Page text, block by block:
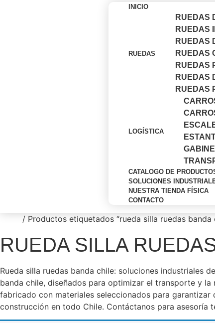
INICIO
RUEDAS
RUEDAS
RUEDAS
RUEDAS
RUEDAS
RUEDAS
RUEDAS
RUEDAS
LOGÍSTICA
CATALOGO DE
SOLUCIONES
NUESTRA TIENDA FÍSICA
CONTACTO
/ Productos etiquetados “rueda silla ruedas banda
RUEDA SILLA
Rueda silla ruedas banda chile: soluciones industriales
banda chile, diseñados para optimizar el transporte y
fabricado con materiales seleccionados para
construcción en todo Chile. Contáctanos para asesoría